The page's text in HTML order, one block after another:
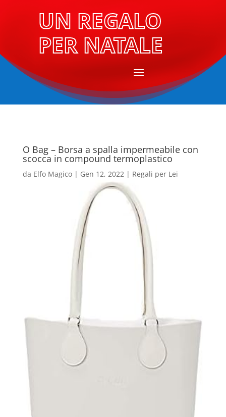
UN REGALO
PER NATALE
O Bag – Borsa a spalla impermeabile con
scocca in compound termoplastico
da Elfo Magico| Gen 12, 2022| Regali per Lei